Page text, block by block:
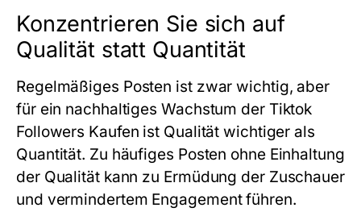
Konzentrieren Sie sich auf
Qualität statt Quantität
Regelmäßiges Posten ist zwar wichtig, aber
für ein nachhaltiges Wachstum der Tiktok
Followers Kaufen ist Qualität wichtiger als
Quantität. Zu häufiges Posten ohne Einhaltung
der Qualität kann zu Ermüdung der Zuschauer
und vermindertem Engagement führen.